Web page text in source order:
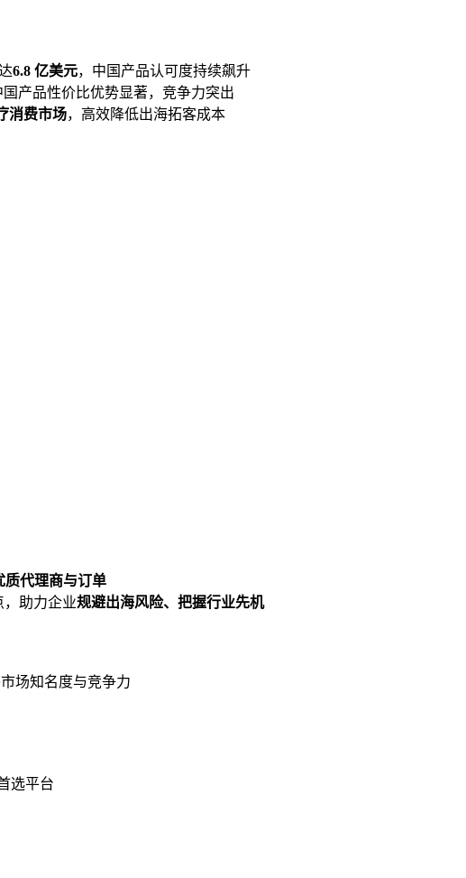
6.8 亿美元，中国产品认可度持续飙升
产品性价比优势显著，竞争力突出
消费市场，高效降低出海拓客成本
质代理商与订单
助力企业规避出海风险、把握行业先机
场知名度与竞争力
选平台